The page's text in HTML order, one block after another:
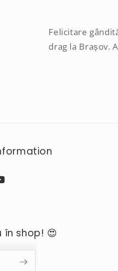
Felicitare
drag la Brașov.
shop! 😍